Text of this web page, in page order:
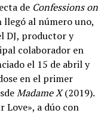
de Confessions on
al número uno,
DJ, productor y
colaborador en
el 15 de abril y
en el primer
Madame X(2019).
Love», a dúo con